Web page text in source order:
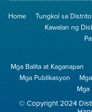
Home Tungkol sa
Kawalan ng
Mga Balita at Kaganapan
Mga Publikasyon
© Copyright 2024